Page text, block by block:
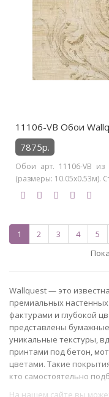
11106-VB Обои
7875р.
Обои арт. 11106-VB из
(размеры: 10.05х0.53м).
1 2 3 4 5
Wallquest — это
премиальных
фактурами и глубокой
представлены
уникальные текстуры,
принтами под бетон,
цветами. Такие
кто самостоятельно
На нашем сайте вы